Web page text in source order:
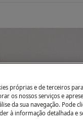
próprias e de terceiros
os nossos serviços e
da sua navegação. Pode
à informação detalhada e